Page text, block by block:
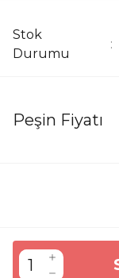
Stok
Durumu
Peşin Fiyatı